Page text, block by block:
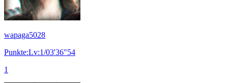
wapaga5028
Punkte:Lv:1/03'36"54
1